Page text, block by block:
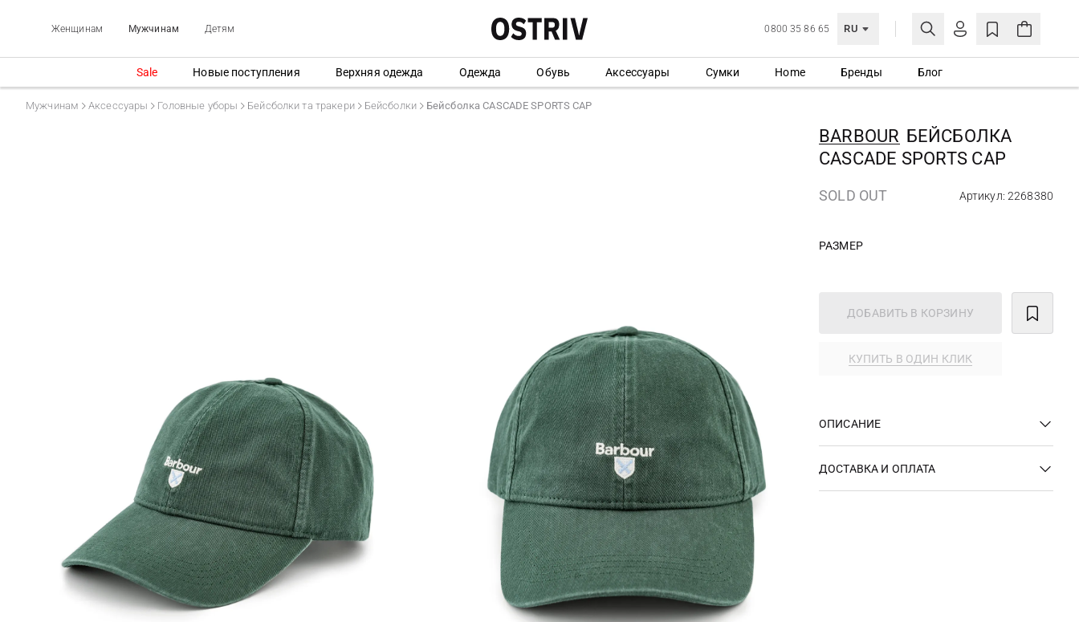
Женщинам Мужчинам Детям 0800 35 86 65 RU
ЛИЧНЫЙ КАБИНЕТ
Еще не зарегистрированы?
СОЗДАТЬ УЧЕТНУЮ ЗАПИСЬ
Sale Новые поступления Верхняя одежда Одежда Обувь Аксессуары Сумки Home Бренды Блог
Мужчинам Аксессуары Головные уборы Бейсболки та тракери Бейсболки Бейсболка CASCADE SPORTS CAP
BARBOUR БЕЙСБОЛКА
CASCADE SPORTS CAP
SOLD OUT Артикул: 2268380
РАЗМЕР
ДОБАВИТЬ В КОРЗИНУ
КУПИТЬ В ОДИН КЛИК
ОПИСАНИЕ
ДОСТАВКА И ОПЛАТА